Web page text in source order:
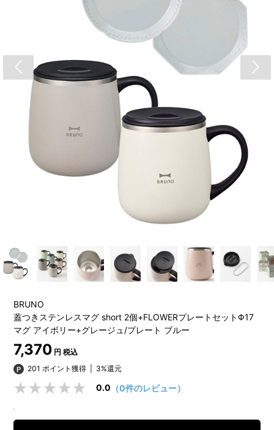
BRUNO
蓋つきステンレスマグ short 2個+FLOWERプレートセットΦ17
マグ アイボリー+グレージュ/プレート ブルー
7,370 円 税込
201 ポイント獲得
3%還元
0.0 （0件のレビュー）